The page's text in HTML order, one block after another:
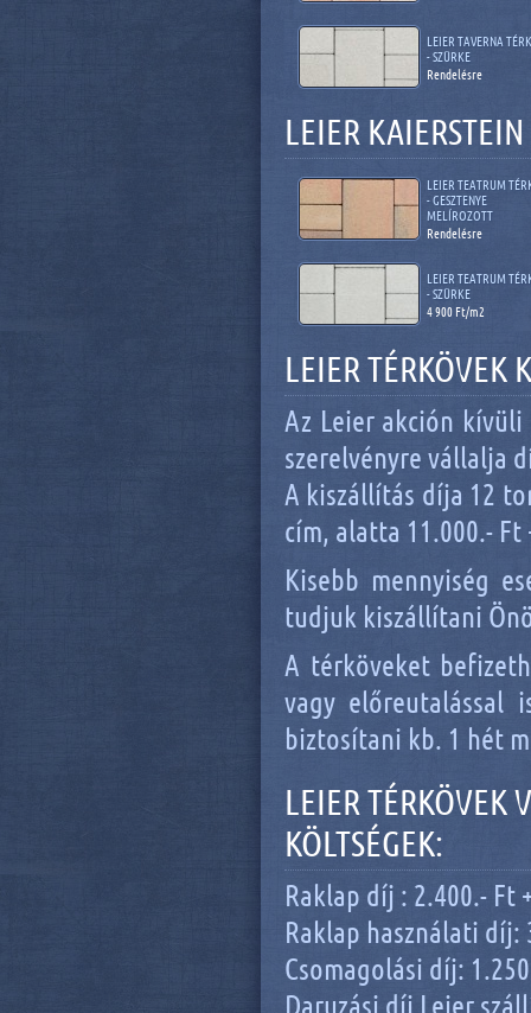
LEIER TAVERNA
- SZÜRKE
Rendelésre
LEIER
LEIER TEATRUM
- GESZTENYE
MELÍROZOTT
Rendelésre
LEIER TEATRUM
- SZÜRKE
4 900 Ft/m2
LEIER TÉRKÖVEK
Az Leier akción
szerelvényre vállalja
A kiszállítás díja 12
cím, alatta 11.000.-
Kisebb mennyiség
tudjuk kiszállítani
A térköveket
vagy előreutalással
biztosítani kb. 1 hét
LEIER TÉRKÖVEK
KÖLTSÉGEK:
Raklap díj : 2.400.- Ft
Raklap használati díj:
Csomagolási díj:
Daruzási díj Leier